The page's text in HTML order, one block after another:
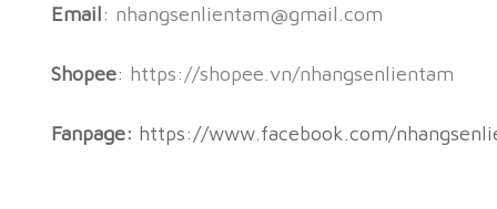
Email: nhangsenlientam@gmail.com
Shopee: https://shopee.vn/nhangsenlientam
Fanpage: https://www.facebook.com/